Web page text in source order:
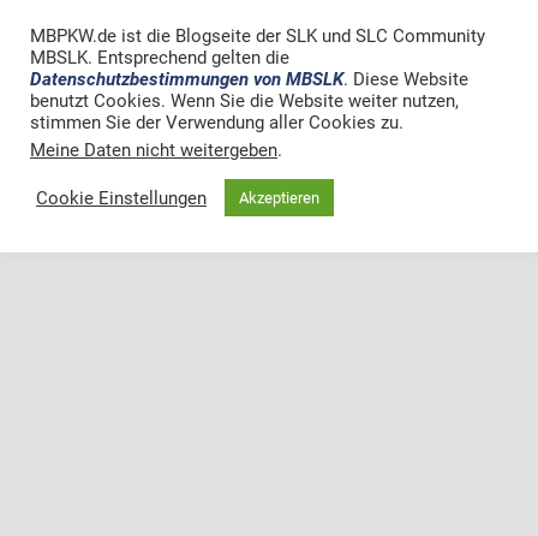
MBPKW.de ist die Blogseite der SLK und SLC Community
MBSLK. Entsprechend gelten die
Datenschutzbestimmungen von MBSLK. Diese Website
benutzt Cookies. Wenn Sie die Website weiter nutzen,
stimmen Sie der Verwendung aller Cookies zu.
Meine Daten nicht weitergeben.
Cookie Einstellungen Akzeptieren